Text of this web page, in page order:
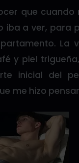
que cuando
iba a ver, para
La
y piel
inicial del
me hizo